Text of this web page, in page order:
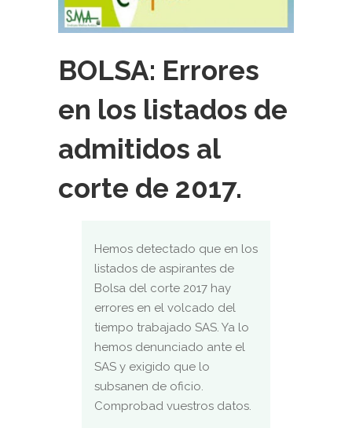
BOLSA: Errores
en los listados de
admitidos al
corte de 2017.
Hemos detectado que en los
listados de aspirantes de
Bolsa del corte 2017 hay
errores en el volcado del
tiempo trabajado SAS. Ya lo
hemos denunciado ante el
SAS y exigido que lo
subsanen de oficio.
Comprobad vuestros datos.